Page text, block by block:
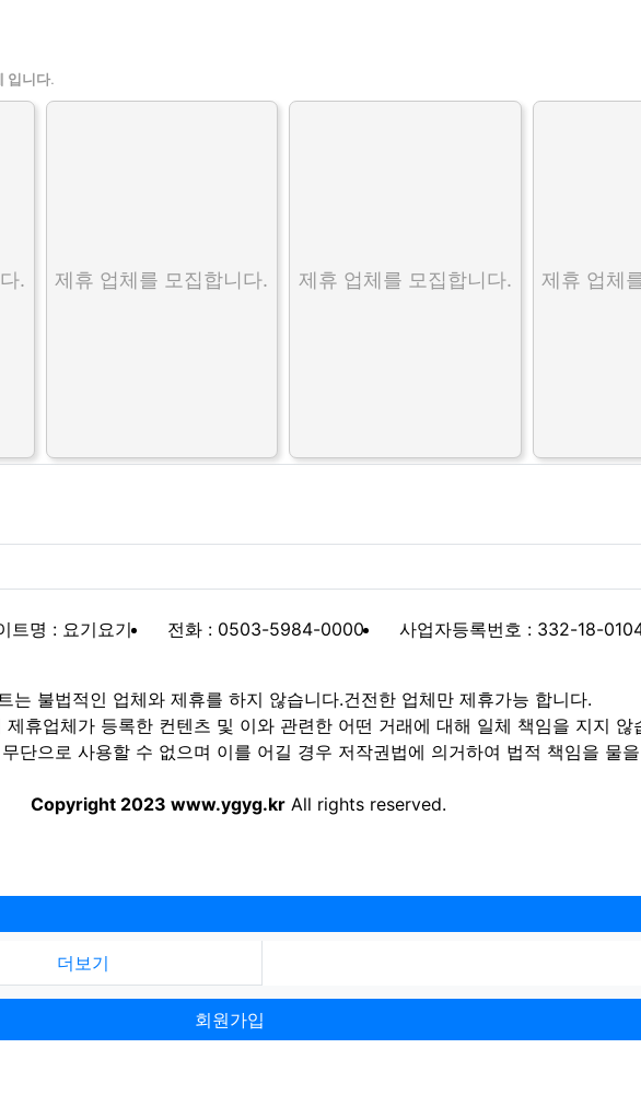
입니다.
. 제휴 업체를 모집합니다. 제휴 업체를 모집합니다. 제휴 업체
트명 : 요기요기 전화 : 0503-5984-0000 사업자등록번호 : 332-18-
는 불법적인 업체와 제휴를 하지 않습니다.건전한 업체만 제휴가능 합니다.
제휴업체가 등록한 컨텐츠 및 이와 관련한 어떤 거래에 대해 일체 책임을 지지 않
단으로 사용할 수 없으며 이를 어길 경우 저작권법에 의거하여 법적 책임을 물
Copyright 2023 www.ygyg.kr All rights reserved.
더보기
회원가입